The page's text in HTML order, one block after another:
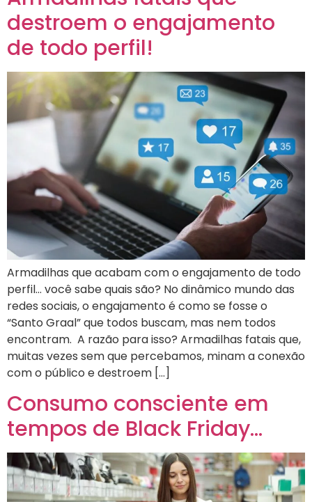
destroem o engajamento
de todo perfil!
Armadilhas que acabam com o engajamento de todo
perfil… você sabe quais são? No dinâmico mundo das
redes sociais, o engajamento é como se fosse o
“Santo Graal” que todos buscam, mas nem todos
encontram. A razão para isso? Armadilhas fatais que,
muitas vezes sem que percebamos, minam a conexão
com o público e destroem […]
Consumo consciente em
tempos de Black Friday…